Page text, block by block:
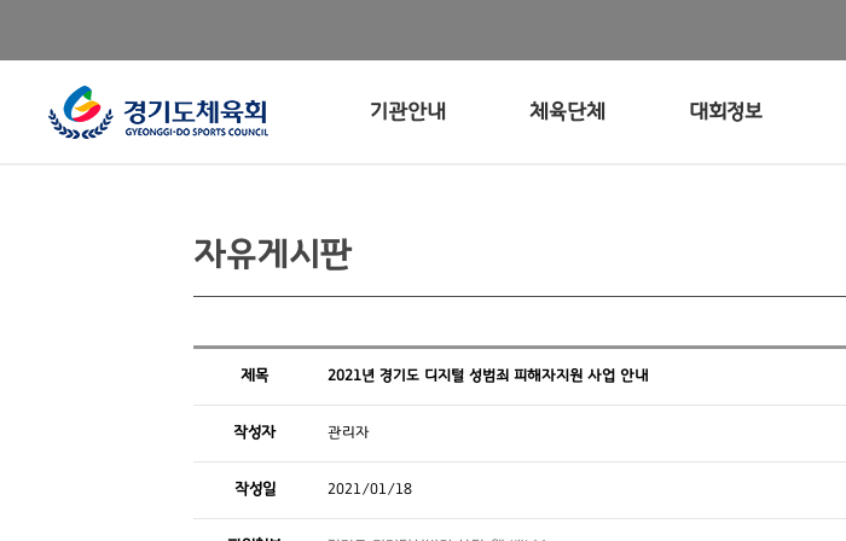
기관안내 체육단체 대회정보
자유게시판
제목 2021년 경기도 디지털 성범죄 피해자지원 사업 안내
작성자 관리자
작성일 2021/01/18